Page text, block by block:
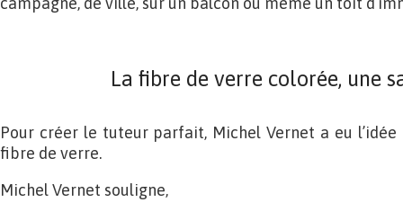
La fibre de verre colorée, une
Pour créer le tuteur parfait, Michel Vernet a eu
fibre de verre.
Michel Vernet souligne,